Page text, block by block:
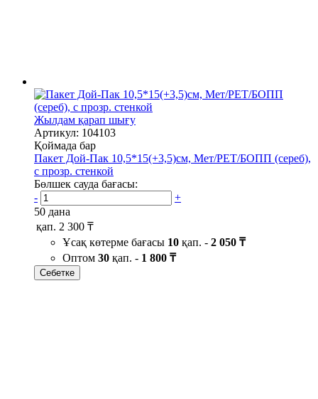
Жылдам қарап шығу
Артикул: 104103
Қоймада бар
Пакет Дой-Пак 10,5*15(+3,5)см, Мет/PET/БОПП (сереб),
с прозр. стенкой
Бөлшек сауда бағасы:
-
+
50 дана
қап. 2 300 ₸
Ұсақ көтерме бағасы 10 қап. - 2 050 ₸
Оптом 30 қап. - 1 800 ₸
Себетке